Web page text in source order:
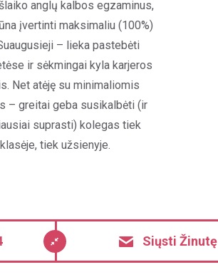
anglų kalbos egzaminus,
įvertinti maksimaliu (100%)
– lieka pastebėti
ir sėkmingai kyla karjeros
Net atėję su minimaliomis
– greitai geba susikalbėti (ir
suprasti) kolegas tiek
klasėje, tiek užsienyje.
Siųsti Žinutę